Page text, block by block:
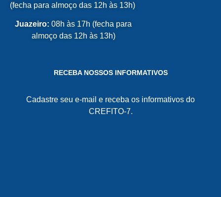
(fecha para almoço das 12h às 13h)
Juazeiro: 08h às 17h (fecha para
almoço das 12h às 13h)
RECEBA NOSSOS INFORMATIVOS
Cadastre seu e-mail e receba os informativos do
CREFITO-7.